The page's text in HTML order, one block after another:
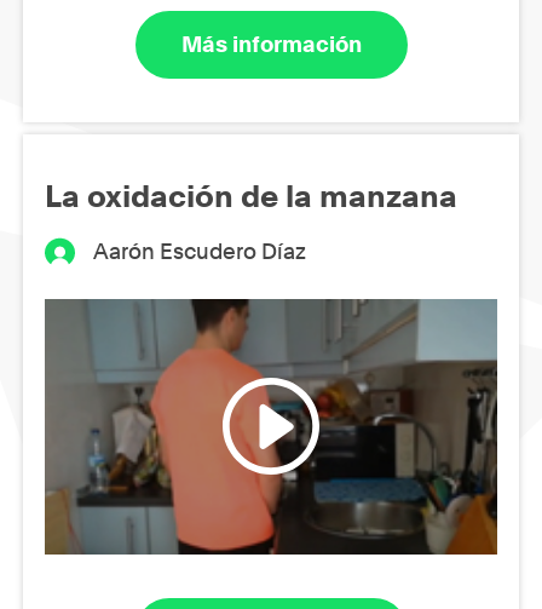
Más información
La oxidación de la manzana
Aarón Escudero Díaz